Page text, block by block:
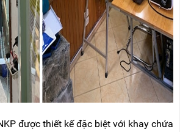
được thiết kế đặc biệt với khay chứa